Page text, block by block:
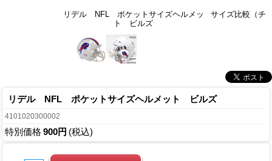
リデル NFL ポケットサイズヘルメッ
ト ビルズ
サイズ比較（チ
リデル NFL ポケットサイズヘルメット ビルズ
4101020300002
特別価格 900円 (税込)